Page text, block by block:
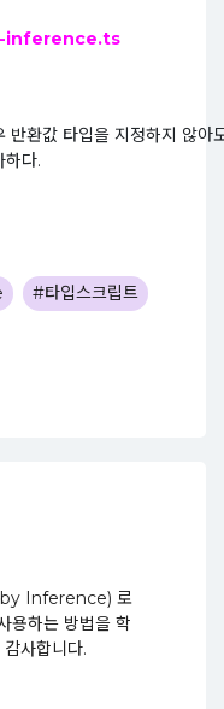
inference.ts
반환값 타입을 지정하지 않아
하다.
#타입스크립트
by Inference) 로
용하는 방법을 학
사합니다.